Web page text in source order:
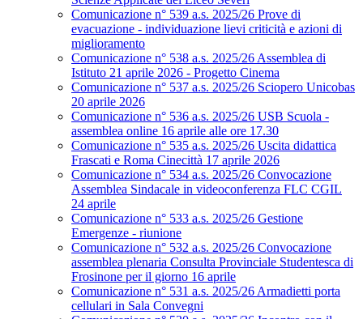
Comunicazione n° 539 a.s. 2025/26 Prove di
evacuazione - individuazione lievi criticità e azioni di
miglioramento
Comunicazione n° 538 a.s. 2025/26 Assemblea di
Istituto 21 aprile 2026 - Progetto Cinema
Comunicazione n° 537 a.s. 2025/26 Sciopero Unicobas
20 aprile 2026
Comunicazione n° 536 a.s. 2025/26 USB Scuola -
assemblea online 16 aprile alle ore 17.30
Comunicazione n° 535 a.s. 2025/26 Uscita didattica
Frascati e Roma Cinecittà 17 aprile 2026
Comunicazione n° 534 a.s. 2025/26 Convocazione
Assemblea Sindacale in videoconferenza FLC CGIL
24 aprile
Comunicazione n° 533 a.s. 2025/26 Gestione
Emergenze - riunione
Comunicazione n° 532 a.s. 2025/26 Convocazione
assemblea plenaria Consulta Provinciale Studentesca di
Frosinone per il giorno 16 aprile
Comunicazione n° 531 a.s. 2025/26 Armadietti porta
cellulari in Sala Convegni